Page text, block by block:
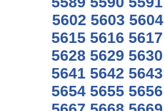
5602 5603 5604
5615 5616 5617
5628 5629 5630
5641 5642 5643
5654 5655 5656